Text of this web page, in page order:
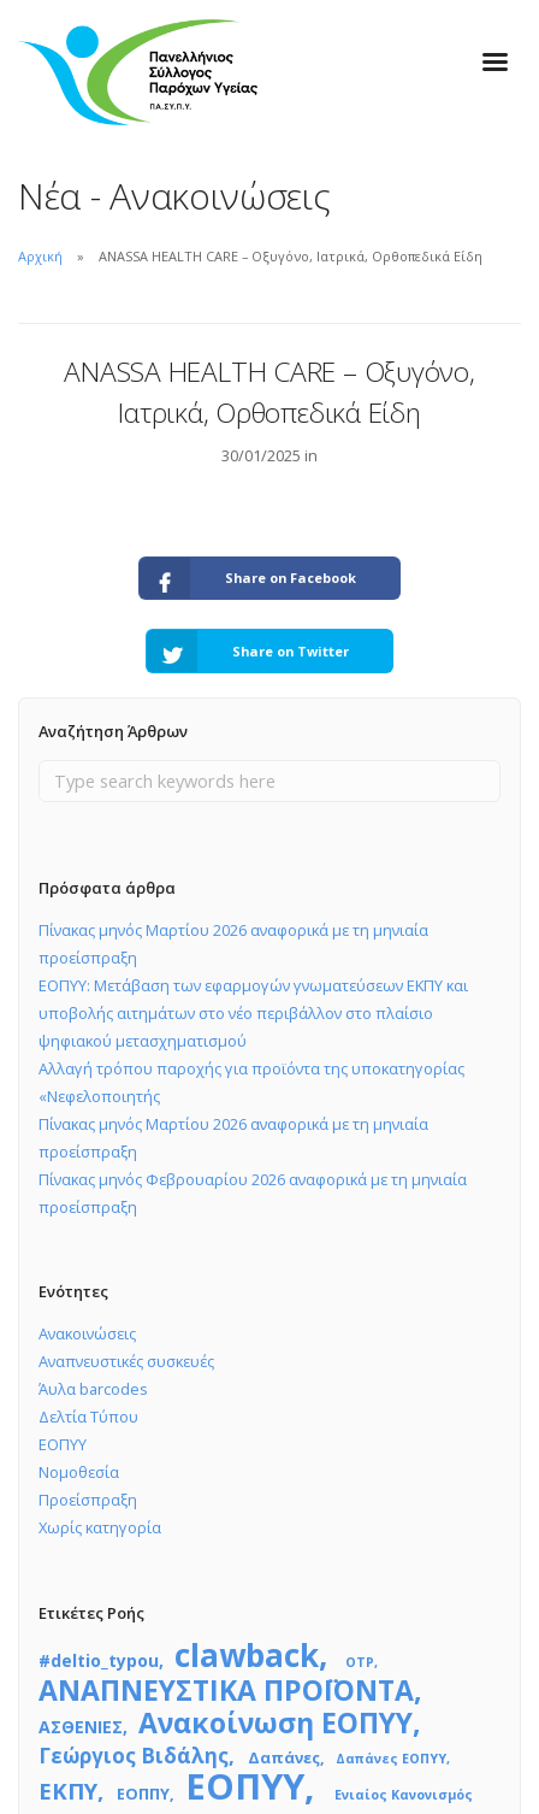
Νέα - Ανακοινώσεις
Αρχική ANASSA HEALTH CARE – Οξυγόνο, Ιατρικά, Ορθοπεδικά Είδη
ANASSA HEALTH CARE – Οξυγόνο,
Ιατρικά, Ορθοπεδικά Είδη
30/01/2025 in
Share on Facebook
Share on Twitter
Αναζήτηση Άρθρων
Πρόσφατα άρθρα
Πίνακας μηνός Μαρτίου 2026 αναφορικά με τη μηνιαία
προείσπραξη
ΕΟΠΥΥ: Μετάβαση των εφαρμογών γνωματεύσεων ΕΚΠΥ και
υποβολής αιτημάτων στο νέο περιβάλλον στο πλαίσιο
ψηφιακού μετασχηματισμού
Αλλαγή τρόπου παροχής για προϊόντα της υποκατηγορίας
«Νεφελοποιητής
Πίνακας μηνός Μαρτίου 2026 αναφορικά με τη μηνιαία
προείσπραξη
Πίνακας μηνός Φεβρουαρίου 2026 αναφορικά με τη μηνιαία
προείσπραξη
Ενότητες
Ανακοινώσεις
Αναπνευστικές συσκευές
Άυλα barcodes
Δελτία Τύπου
ΕΟΠΥΥ
Νομοθεσία
Προείσπραξη
Χωρίς κατηγορία
Ετικέτες Ροής
#deltio_typou clawback OTP
ΑΝΑΠΝΕΥΣΤΙΚΑ ΠΡΟΪΟΝΤΑ
ΑΣΘΕΝΙΕΣ Ανακοίνωση ΕΟΠΥΥ
Γεώργιος Βιδάλης Δαπάνες Δαπάνες ΕΟΠΥΥ
ΕΚΠΥ ΕΟΠΠΥ ΕΟΠΥΥ
Ενιαίος Κανονισμός